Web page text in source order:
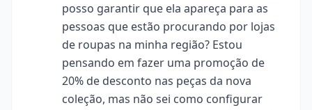
posso garantir que ela apareça para as
pessoas que estão procurando por lojas
de roupas na minha região? Estou
pensando em fazer uma promoção de
20% de desconto nas peças da nova
coleção, mas não sei como configurar